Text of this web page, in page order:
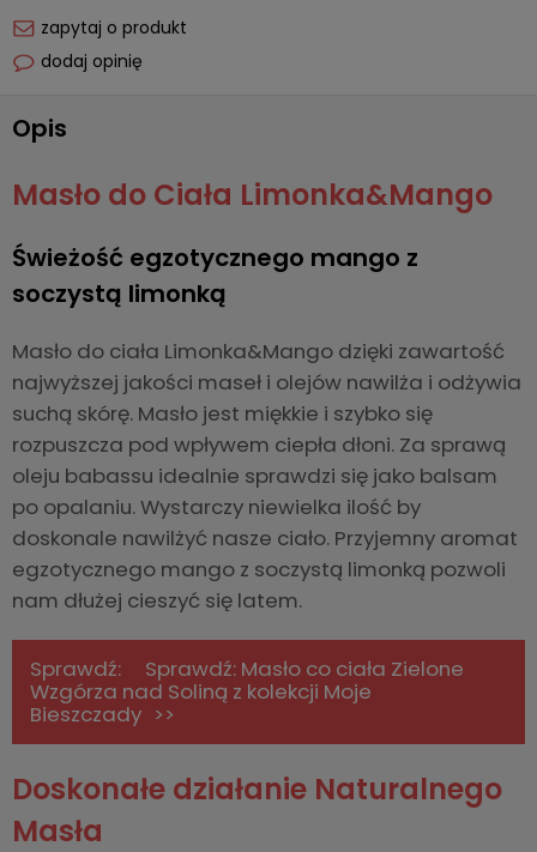
zapytaj o produkt
dodaj opinię
Opis
Masło do Ciała Limonka&Mango
Świeżość egzotycznego mango z
soczystą limonką
Masło do ciała Limonka&Mango dzięki zawartość
najwyższej jakości maseł i olejów nawilża i odżywia
suchą skórę. Masło jest miękkie i szybko się
rozpuszcza pod wpływem ciepła dłoni. Za sprawą
oleju babassu idealnie sprawdzi się jako balsam
po opalaniu. Wystarczy niewielka ilość by
doskonale nawilżyć nasze ciało. Przyjemny aromat
egzotycznego mango z soczystą limonką pozwoli
nam dłużej cieszyć się latem.
Sprawdź: Masło co ciała Zielone
Wzgórza nad Soliną z kolekcji Moje
Bieszczady
Doskonałe działanie Naturalnego
Masła